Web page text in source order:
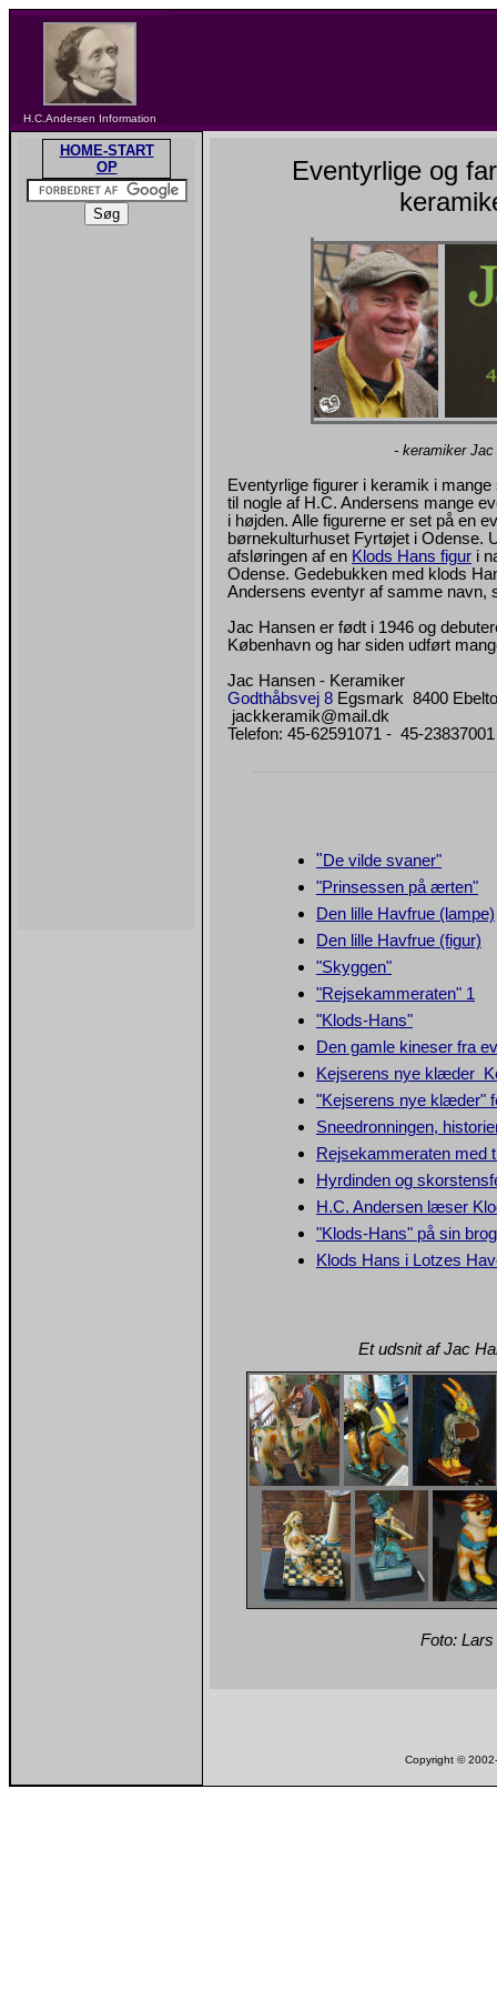
H.C.Andersen Information
HOME-START
OP
Eventyrlige og
- keramiker
Eventyrlige figurer i keramik i
til nogle af H.C. Andersens mange
i højden. Alle figurerne er set på en
børnekulturhuset Fyrtøjet i Odense.
afsløringen af en Klods Hans figur i
Odense. Gedebukken med klods
Andersens eventyr af samme navn,
Jac Hansen er født i 1946 og
København og har siden udført
Jac Hansen - Keramiker
Godthåbsvej 8 Egsmark 8400
jackkeramik@mail.dk
Telefon: 45-62591071 - 45-23837001
"De vilde svaner"
"Prinsessen på ærten"
Den lille Havfrue (lampe)
Den lille Havfrue (figur)
"Skyggen"
"Rejsekammeraten" 1
"Klods-Hans"
Den gamle kineser fra
Kejserens nye klæder
"Kejserens nye klæder"
Sneedronningen,
Rejsekammeraten med
Hyrdinden og
H.C. Andersen læser
"Klods-Hans" på sin
Klods Hans i Lotzes
Et udsnit af Jac
Foto:
Copyright ©